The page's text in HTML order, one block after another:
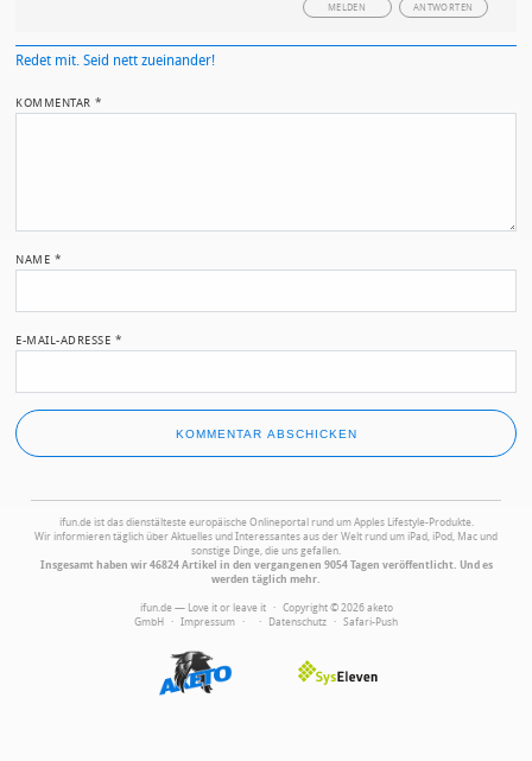
ANTWORTEN
MELDEN
Redet mit. Seid nett zueinander!
KOMMENTAR*
NAME *
E-MAIL-ADRESSE *
ifun.de ist das dienstälteste europäische Onlineportal rund um Apples Lifestyle-Produkte.
Wir informieren täglich über Aktuelles und Interessantes aus der Welt rund um iPad, iPod, Mac und
sonstige Dinge, die uns gefallen.
Insgesamt haben wir 46824 Artikel in den vergangenen 9054 Tagen veröffentlicht. Und es
werden täglich mehr.
ifun.de — Love it or leave it · Copyright © 2026 aketo
GmbH · Impressum · · Datenschutz · Safari-Push